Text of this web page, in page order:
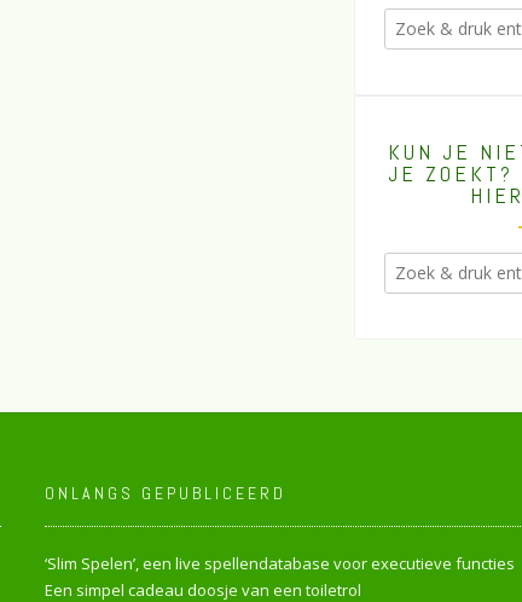
KUN JE
JE ZOEKT?
ONLANGS GEPUBLICEERD
‘Slim Spelen’, een live spellendatabase voor executieve functies
Een simpel cadeau doosje van een toiletrol